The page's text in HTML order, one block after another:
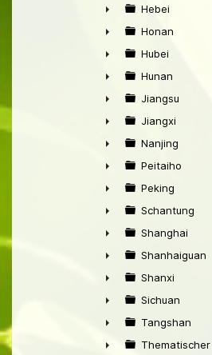
►
►
Hebei
►
Honan
►
Hubei
►
Hunan
►
Jiangsu
►
Jiangxi
►
Nanjing
►
Peitaiho
►
Peking
►
Schantung
►
Shanghai
►
Shanhaiguan
►
Shanxi
►
Sichuan
►
Tangshan
Thematischer